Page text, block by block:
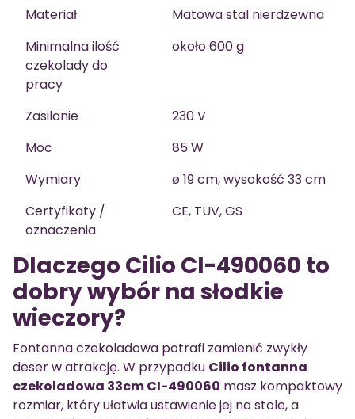
Materiał
Matowa stal nierdzewna
Minimalna ilość
czekolady do
pracy
około 600 g
Zasilanie
230 V
Moc
85 W
Wymiary
ø 19 cm, wysokość 33 cm
Certyfikaty /
oznaczenia
CE, TUV, GS
Dlaczego Cilio CI-490060 to
dobry wybór na słodkie
wieczory?
Fontanna czekoladowa potrafi zamienić zwykły
deser w atrakcję. W przypadku Cilio fontanna
czekoladowa 33cm CI-490060 masz kompaktowy
rozmiar, który ułatwia ustawienie jej na stole, a